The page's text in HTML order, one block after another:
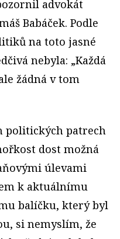
advokát
Babáček. Podle
na toto jasné
nebyla: „Každá
žádná v tom
politických patrech
dost možná
úlevami
k aktuálnímu
balíčku, který byl
si nemyslím, že